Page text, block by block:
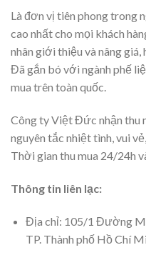
Là đơn vị tiên phong trong
cao nhất cho mọi khách
nhân giới thiệu và nâng
Đã gắn bó với ngành phế
mua trên toàn quốc.
Công ty Việt Đức nhận thu
nguyên tắc nhiệt tình, vui
Thời gian thu mua 24/24h
Thông tin liên lạc:
Địa chỉ: 105/1 Đường
TP. Thành phố Hồ Chí